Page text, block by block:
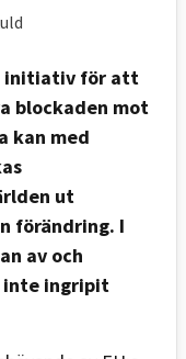
initiativ för att
blockaden mot
kan med
ut
förändring. I
av och
inte ingripit